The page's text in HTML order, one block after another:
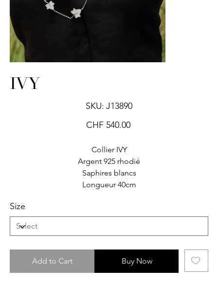
IVY
SKU:
SKU
J13890
J13890
Price
CHF 540.00
Collier IVY
Argent 925 rhodié
Saphires blancs
Longueur 40cm
Size
Add to Cart Buy Now